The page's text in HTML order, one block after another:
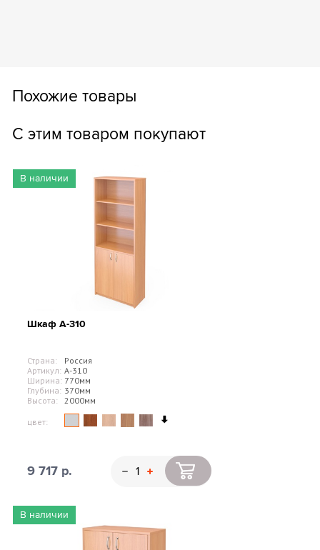
Похожие товары
С этим товаром покупают
В наличии
Шкаф А-310
Страна:
Россия
Артикул: А-310
Ширина: 770мм
Глубина: 370мм
Высота:
2000мм
цвет:
9 717 р.
В наличии